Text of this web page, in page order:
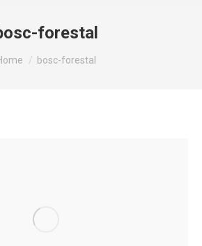
forestal
are here:bosc-forestal